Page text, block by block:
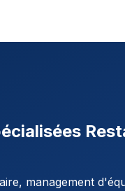
management